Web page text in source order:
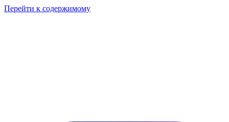
Перейти к содержимому